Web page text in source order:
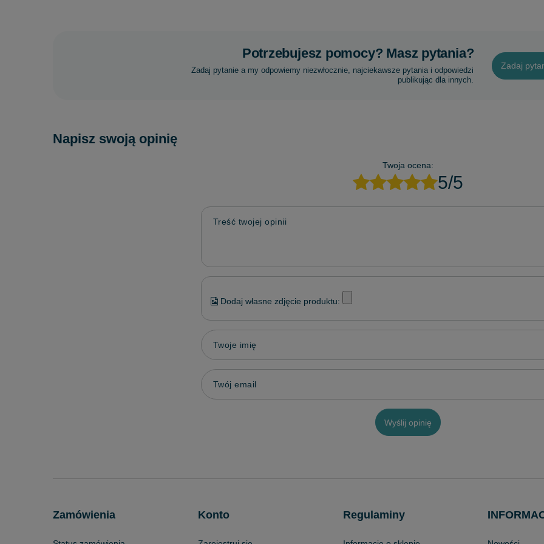
Potrzebujesz pomocy? Masz pytania?
Zadaj pytanie a my odpowiemy niezwłocznie, najciekawsze pytania i odpowiedzi
publikując dla innych.
Zadaj
Napisz swoją opinię
Twoja ocena:
5/5
Treść twojej opinii
Dodaj własne zdjęcie produktu:
Twoje imię
Twój email
Wyślij opinię
Zamówienia Konto Regulaminy